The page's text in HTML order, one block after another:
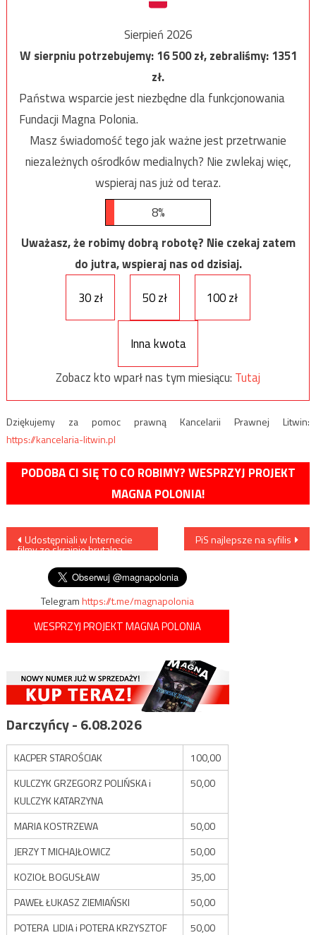
Sierpień 2026
W sierpniu potrzebujemy:16 500zł, zebraliśmy:1351
zł.
Państwa wsparcie jest niezbędne dla funkcjonowania
Fundacji Magna Polonia.
Masz świadomość tego jak ważne jest przetrwanie
niezależnych ośrodków medialnych? Nie zwlekaj więc,
wspieraj nas już od teraz.
8%
Uważasz, że robimy dobrą robotę? Nie czekaj zatem
do jutra, wspieraj nas od dzisiaj.
30 zł
50 zł 100 zł
Inna kwota
Zobacz kto wparł nas tym miesiącu: Tutaj
Dziękujemy za pomoc prawną Kancelarii Prawnej Litwin:
https://kancelaria-litwin.pl
PODOBA CI SIĘ TO CO ROBIMY? WESPRZYJ PROJEKT
MAGNA POLONIA!
Nawigacja
wpisu
Udostępniali w Internecie
filmy ze skrajnie brutalną
PiS najlepsze na syfilis
Telegramhttps://t.me/magnapolonia
WESPRZYJ PROJEKT MAGNA POLONIA
Darczyńcy - 6.08.2026
KACPER STAROŚCIAK
100,00
KULCZYK GRZEGORZ POLIŃSKA i
KULCZYK KATARZYNA
50,00
MARIA KOSTRZEWA
50,00
JERZY T MICHAJŁOWICZ
50,00
KOZIOŁ BOGUSŁAW
35,00
PAWEŁ ŁUKASZ ZIEMIAŃSKI
50,00
POTERA LIDIA i POTERA KRZYSZTOF
50,00